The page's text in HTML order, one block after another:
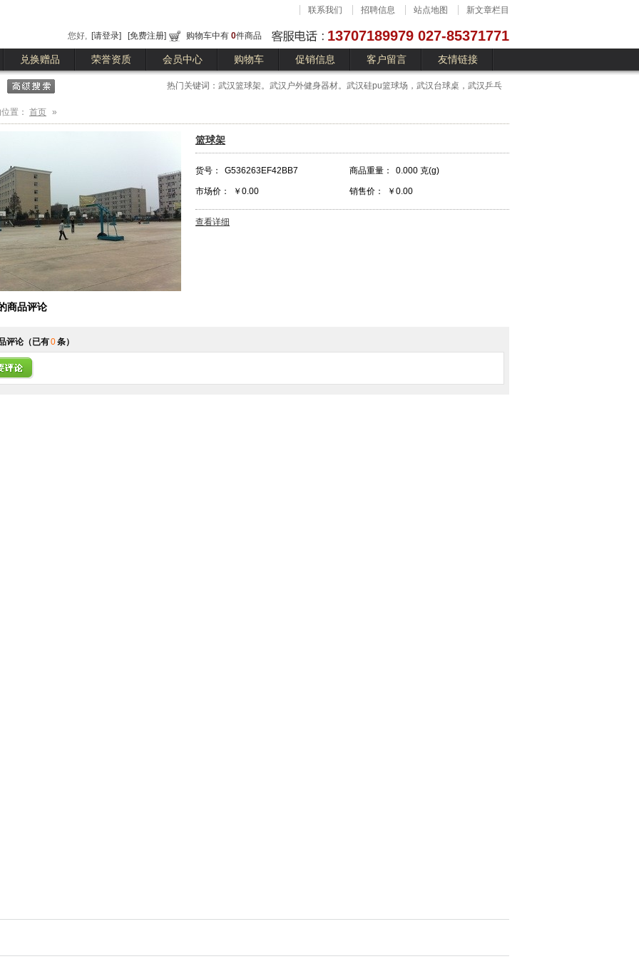
您好, [请登录] [免费注册] 购物车中有 0件商品 13707189979 027-85371771
联系我们 招聘信息 站点地图 新文章栏目
兑换赠品 荣誉资质 会员中心 购物车 促销信息 客户留言 友情链接
热门关键词：武汉篮球架。武汉户外健身器材。武汉硅pu篮球场，武汉台球桌，武汉乒乓
置： 首页 »
篮球架
货号： G536263EF42BB7 商品重量： 0.000 克(g)
市场价： ￥0.00 销售价： ￥0.00
查看详细
商品评论
评论 （已有0条）